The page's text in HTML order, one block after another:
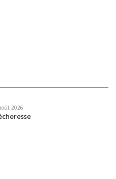
2026